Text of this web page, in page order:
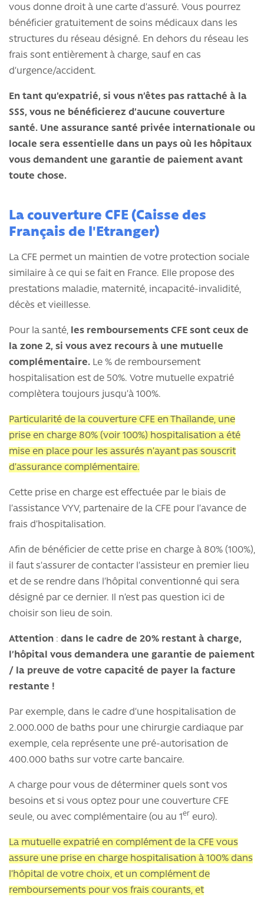
vous donne droit à une carte d’assuré. Vous pourrez
bénéficier gratuitement de soins médicaux dans les
structures du réseau désigné. En dehors du réseau les
frais sont entièrement à charge, sauf en cas
d’urgence/accident.
En tant qu’expatrié, si vous n’êtes pas rattaché à la
SSS, vous ne bénéficierez d’aucune couverture
santé. Une assurance santé privée internationale ou
locale sera essentielle dans un pays où les hôpitaux
vous demandent une garantie de paiement avant
toute chose.
La couverture CFE (Caisse des
Français de l'Etranger)
La CFE permet un maintien de votre protection sociale
similaire à ce qui se fait en France. Elle propose des
prestations maladie, maternité, incapacité-invalidité,
décès et vieillesse.
Pour la santé, les remboursements CFE sont ceux de
la zone 2, si vous avez recours à une mutuelle
complémentaire. Le % de remboursement
hospitalisation est de 50%. Votre mutuelle expatrié
complètera toujours jusqu’à 100%.
Particularité de la couverture CFE en Thaïlande, une
prise en charge 80% (voir 100%) hospitalisation a été
mise en place pour les assurés n’ayant pas souscrit
d’assurance complémentaire.
Cette prise en charge est effectuée par le biais de
l’assistance VYV, partenaire de la CFE pour l’avance de
frais d’hospitalisation.
Afin de bénéficier de cette prise en charge à 80% (100%),
il faut s’assurer de contacter l’assisteur en premier lieu
et de se rendre dans l’hôpital conventionné qui sera
désigné par ce dernier. Il n’est pas question ici de
choisir son lieu de soin.
Attention : dans le cadre de 20% restant à charge,
l’hôpital vous demandera une garantie de paiement
/ la preuve de votre capacité de payer la facture
restante !
Par exemple, dans le cadre d’une hospitalisation de
2.000.000 de baths pour une chirurgie cardiaque par
exemple, cela représente une pré-autorisation de
400.000 baths sur votre carte bancaire.
A charge pour vous de déterminer quels sont vos
besoins et si vous optez pour une couverture CFE
seule, ou avec complémentaire (ou au 1er euro).
La mutuelle expatrié en complément de la CFE vous
assure une prise en charge hospitalisation à 100% dans
l’hôpital de votre choix, et un complément de
remboursements pour vos frais courants, et